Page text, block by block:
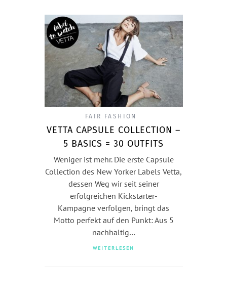
FAIR FASHION
VETTA CAPSULE COLLECTION –
5 BASICS = 30 OUTFITS
Weniger ist mehr. Die erste Capsule
Collection des New Yorker Labels Vetta,
dessen Weg wir seit seiner
erfolgreichen Kickstarter-
Kampagne verfolgen, bringt das
Motto perfekt auf den Punkt: Aus 5
nachhaltig…
WEITERLESEN